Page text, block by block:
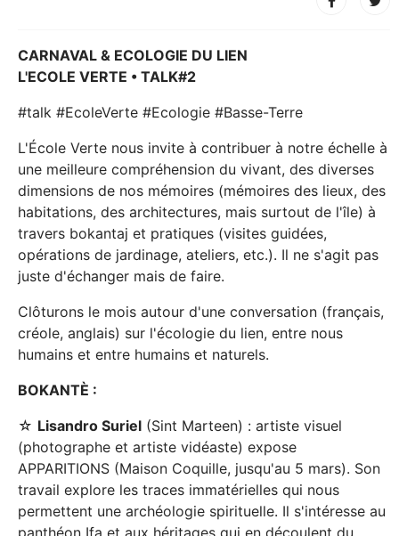
CARNAVAL & ECOLOGIE DU LIEN
L'ECOLE VERTE • TALK#2
#talk #EcoleVerte #Ecologie #Basse-Terre
L'École Verte nous invite à contribuer à notre échelle à
une meilleure compréhension du vivant, des diverses
dimensions de nos mémoires (mémoires des lieux, des
habitations, des architectures, mais surtout de l'île) à
travers bokantaj et pratiques (visites guidées,
opérations de jardinage, ateliers, etc.). Il ne s'agit pas
juste d'échanger mais de faire.
Clôturons le mois autour d'une conversation (français,
créole, anglais) sur l'écologie du lien, entre nous
humains et entre humains et naturels.
BOKANTÈ :
☆ Lisandro Suriel (Sint Marteen) : artiste visuel
(photographe et artiste vidéaste) expose
APPARITIONS (Maison Coquille, jusqu'au 5 mars). Son
travail explore les traces immatérielles qui nous
permettent une archéologie spirituelle. Il s'intéresse au